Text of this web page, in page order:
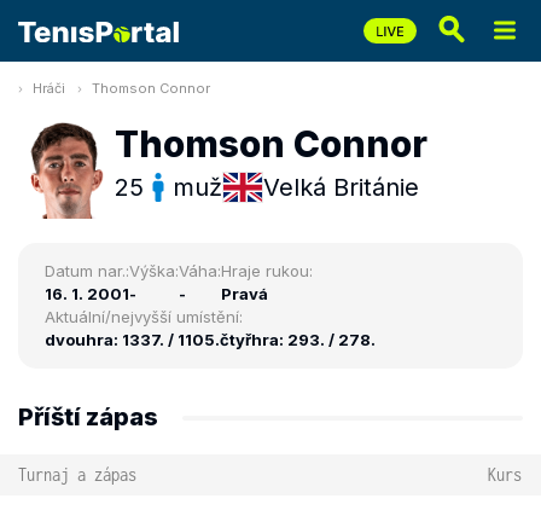
Hráči Thomson Connor
Thomson Connor
25 muž Velká Británie
Datum nar.:
16. 1. 2001
Výška:
-
Váha:
-
Hraje rukou:
Pravá
Aktuální/nejvyšší umístění:
dvouhra: 1337. / 1105.čtyřhra: 293. / 278.
Příští zápas
Turnaj a zápas Kurs